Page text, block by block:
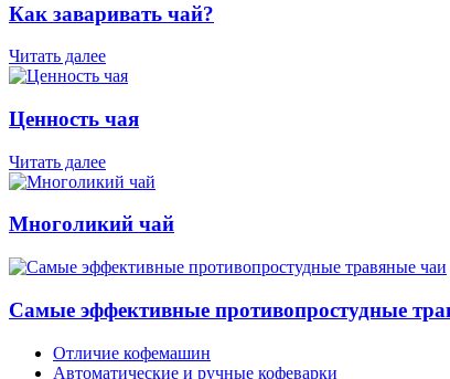
Как заваривать чай?
Читать далее
Ценность чая
Читать далее
Многоликий чай
Самые эффективные противопростудные
Отличие кофемашин
Автоматические и ручные кофеварки